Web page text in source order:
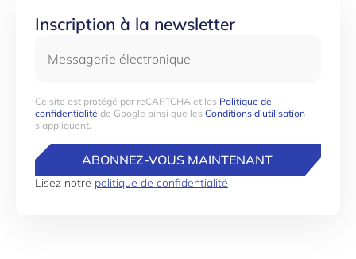
Inscription à la newsletter
Ce site est protégé par reCAPTCHA et les Politique de
confidentialité de Google ainsi que les Conditions d'utilisation
s'appliquent.
ABONNEZ-VOUS MAINTENANT
Lisez notre politique de confidentialité